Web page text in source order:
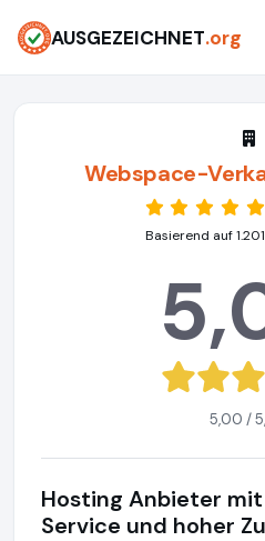
AUSGEZEICHNET.org
Webspace-
Basierend auf
5,00 /
Hosting Anbieter
Service und hoher